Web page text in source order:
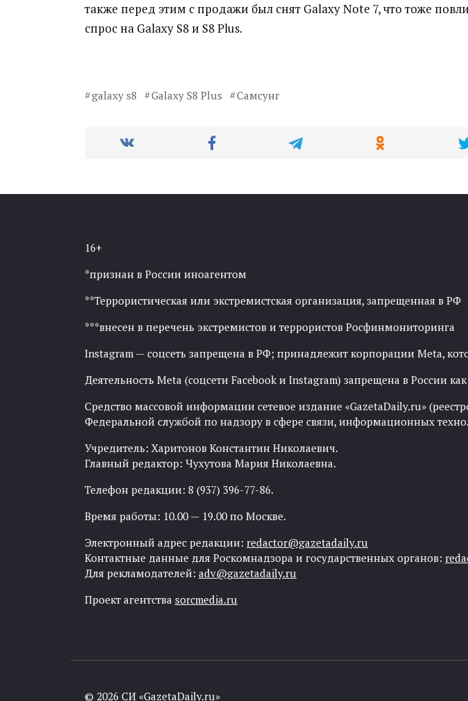
также перед этим с продажи был снят Galaxy Note 7, что тоже
спрос на Galaxy S8 и S8 Plus.
galaxy s8 Galaxy S8 Plus Самсунг
16+
*признан в России иноагентом
**Террористическая или экстремистская организация, запрещенная в РФ
***внесен в перечень экстремистов и террористов Росфинмониторинга
Instagram — соцсеть запрещена в РФ; принадлежит корпорации Meta,
Деятельность Meta (соцсети Facebook и Instagram) запрещена в России как
Средство массовой информации сетевое издание «GazetaDaily.ru»
Федеральной службой по надзору в сфере связи, информационных
Учредитель: Харитонов Константин Николаевич.
Главный редактор: Чухутова Мария Николаевна.
Телефон редакции: 8 (937) 396-77-86.
Время работы: 10.00 — 19.00 по Москве.
Электронный адрес редакции: redactor@gazetadaily.ru
Контактные данные для Роскомнадзора и государственных органов:
Для рекламодателей: adv@gazetadaily.ru
Проект агентства sorcmedia.ru
© 2026 СИ «GazetaDaily.ru»